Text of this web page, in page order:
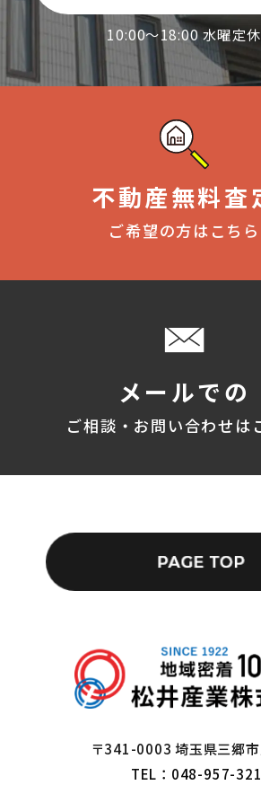
10:00～18:00 水曜定休
不動産無料査
ご希望の方はこちら
メールでの
ご相談・お問い合わせは
〒341-0003 埼玉県三郷
TEL：048-957-